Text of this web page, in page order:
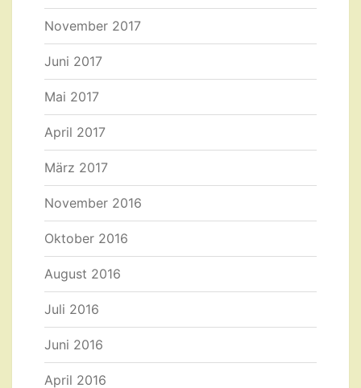
November 2017
Juni 2017
Mai 2017
April 2017
März 2017
November 2016
Oktober 2016
August 2016
Juli 2016
Juni 2016
April 2016